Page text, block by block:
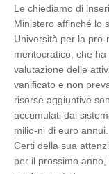
Le chiediamo di
Ministero affinché lo
Università per la
meritocratico, che
valutazione delle
vanificato e non
risorse aggiuntive
accumulati dal
milio-ni di euro annui.
Certi della sua
per il prossimo